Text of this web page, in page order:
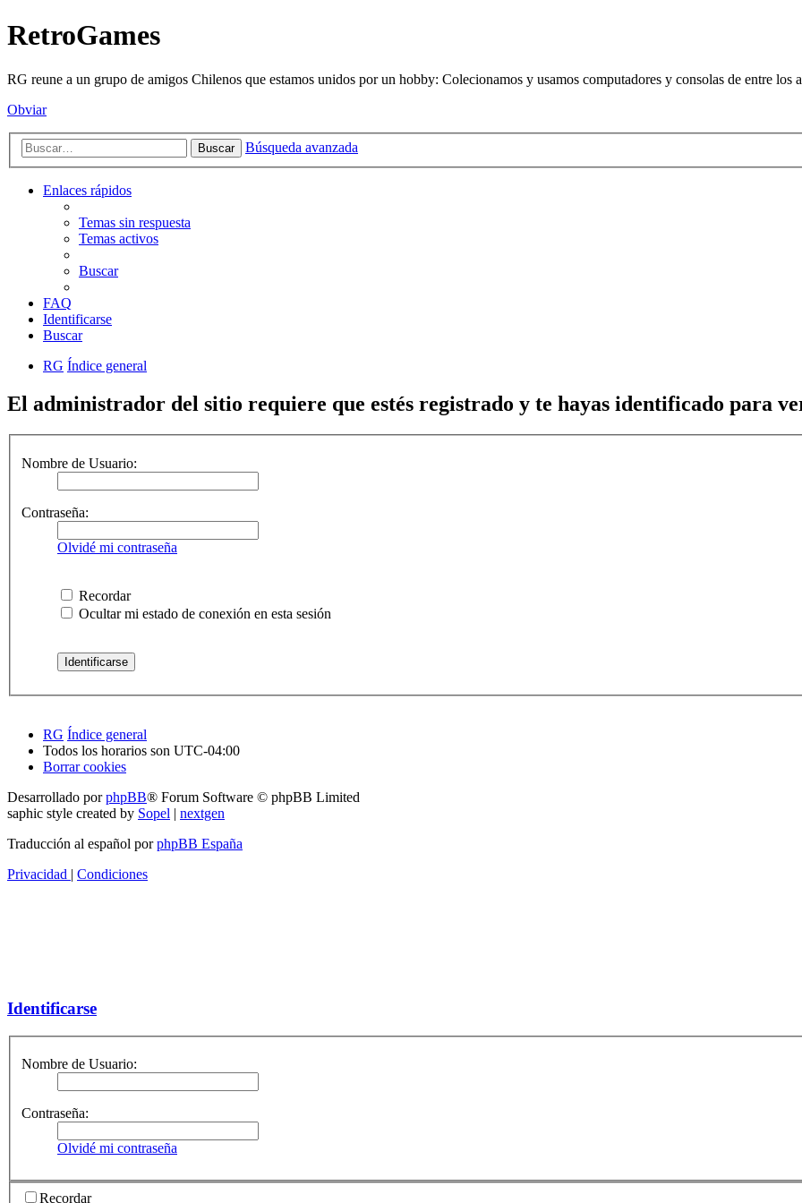
RetroGames
RG reune a un grupo de amigos Chilenos que estamos unidos por un hobby: Colecionamos y usamos computadores y consolas de entre los
Obviar
Buscar Búsqueda avanzada
Enlaces rápidos
Temas sin respuesta
Temas activos
Buscar
FAQ
Identificarse
Buscar
RG Índice general
El administrador del sitio requiere que estés registrado y te hayas identificado para
Nombre de Usuario:
Contraseña:
Olvidé mi contraseña
Recordar
Ocultar mi estado de conexión en esta sesión
RG Índice general
Todos los horarios son UTC-04:00
Borrar cookies
Desarrollado porphpBB® Forum Software © phpBB Limited
saphic style created by Sopel | nextgen
Traducción al español porphpBB España
Privacidad | Condiciones
Identificarse
Nombre de Usuario:
Contraseña:
Olvidé mi contraseña
Recordar